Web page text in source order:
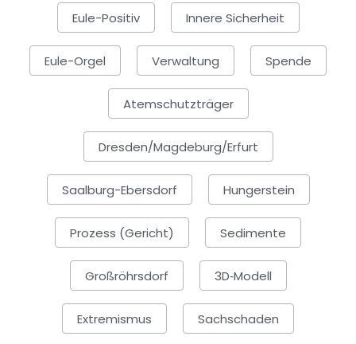
Eule-Positiv Innere Sicherheit
Eule-Orgel Verwaltung Spende
Atemschutzträger
Dresden/Magdeburg/Erfurt
Saalburg-Ebersdorf Hungerstein
Prozess (Gericht) Sedimente
Großröhrsdorf 3D‑Modell
Extremismus Sachschaden